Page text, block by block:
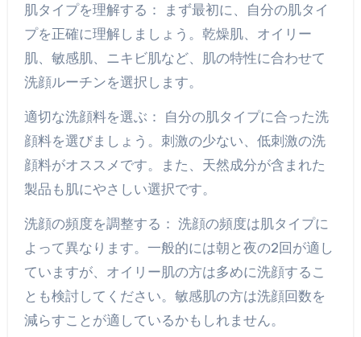
肌タイプを理解する： まず最初に、自分の肌タイ
プを正確に理解しましょう。乾燥肌、オイリー
肌、敏感肌、ニキビ肌など、肌の特性に合わせて
洗顔ルーチンを選択します。
適切な洗顔料を選ぶ： 自分の肌タイプに合った洗
顔料を選びましょう。刺激の少ない、低刺激の洗
顔料がオススメです。また、天然成分が含まれた
製品も肌にやさしい選択です。
洗顔の頻度を調整する： 洗顔の頻度は肌タイプに
よって異なります。一般的には朝と夜の2回が適し
ていますが、オイリー肌の方は多めに洗顔するこ
とも検討してください。敏感肌の方は洗顔回数を
減らすことが適しているかもしれません。